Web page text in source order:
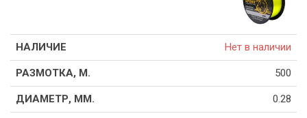
Нет в наличии
500
0.28